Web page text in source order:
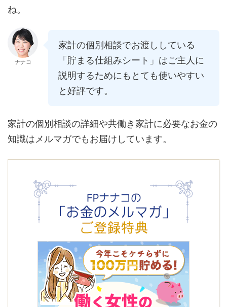
ね。
ナナコ
家計の個別相談でお渡ししている
「貯まる仕組みシート」はご主人に
説明するためにもとても使いやすい
と好評です。
家計の個別相談の詳細や共働き家計に必要なお金の
知識はメルマガでもお届けしています。